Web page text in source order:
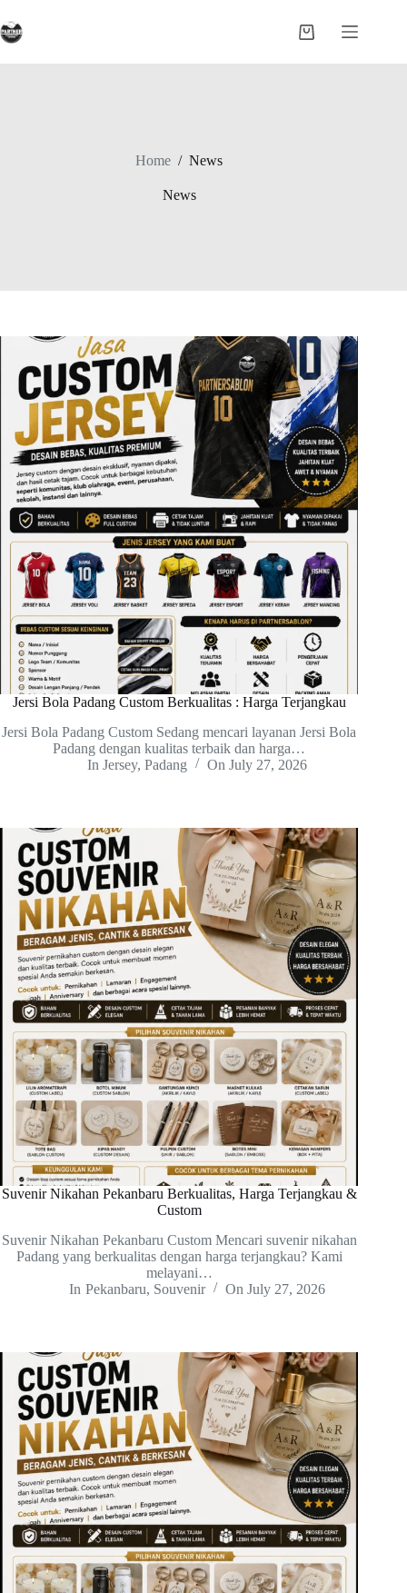
to
content
Shopping
Home / News
News
Jersi Bola Padang Custom Berkualitas : Harga Terjangkau
Jersi Bola Padang Custom Sedang mencari layanan Jersi Bola
Padang dengan kualitas terbaik dan harga…
In Jersey,Padang On July 27, 2026
Suvenir Nikahan Pekanbaru Berkualitas, Harga Terjangkau &
Custom
Suvenir Nikahan Pekanbaru Custom Mencari suvenir nikahan
Padang yang berkualitas dengan harga terjangkau? Kami
melayani…
In Pekanbaru, Souvenir On July 27, 2026